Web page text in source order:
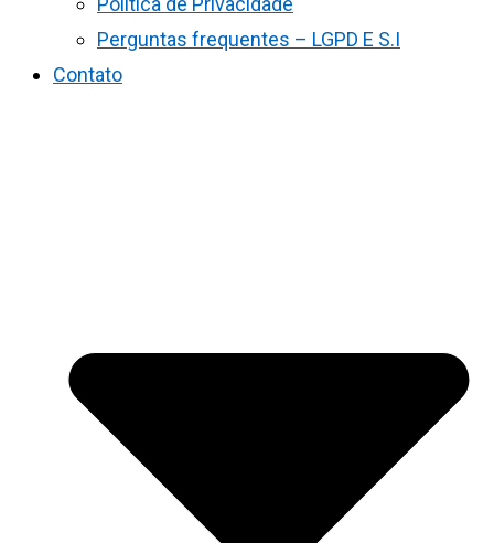
Perguntas frequentes – LGPD E S.I
Contato